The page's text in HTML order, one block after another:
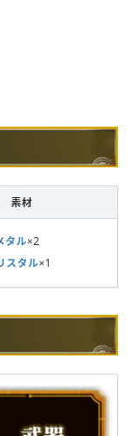
素材
タル×2
スタル×1